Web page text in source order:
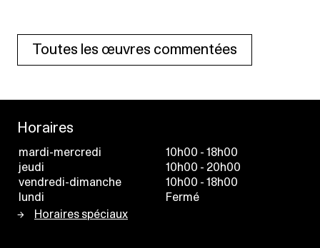
Toutes les œuvres commentées
Horaires
mardi-mercredi
10h00 - 18h00
jeudi
10h00 - 20h00
vendredi-dimanche
10h00 - 18h00
lundi
Fermé
Horaires spéciaux